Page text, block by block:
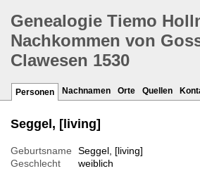
Genealogie Tiemo
Nachkommen von
Clawesen 1530
Personen Nachnamen Orte Quellen
Seggel, [living]
Geburtsname
Seggel, [living]
Geschlecht
weiblich